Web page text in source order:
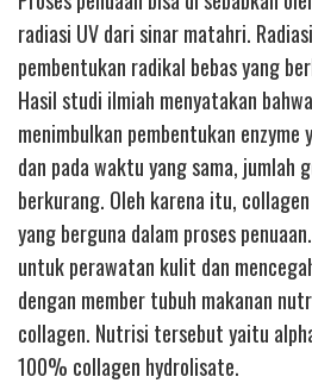
radiasi UV dari sinar matahri.
pembentukan radikal bebas yang
Hasil studi ilmiah menyatakan
menimbulkan pembentukan enzyme
dan pada waktu yang sama, jumlah
berkurang. Oleh karena itu,
yang berguna dalam proses
untuk perawatan kulit dan
dengan member tubuh makanan
collagen. Nutrisi tersebut yaitu
100% collagen hydrolisate.